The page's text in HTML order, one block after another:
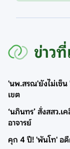
ข่าว
'นพ.สรณ'ยังไม่เซ็น
เขต
‘นภินทร’ สั่งสสว.เ
อาจารย์
คุก 4 ปี! 'พันโท' อดีตอัยการศาลจว.ทหารบกเพชรบูรณ์ ใช้อำนาจมิ